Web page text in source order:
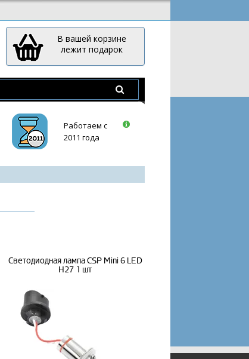
В вашей корзине
лежит подарок
Работаем с
2011 года
Светодиодная лампа CSP Mini 6 LED
H27 1 шт